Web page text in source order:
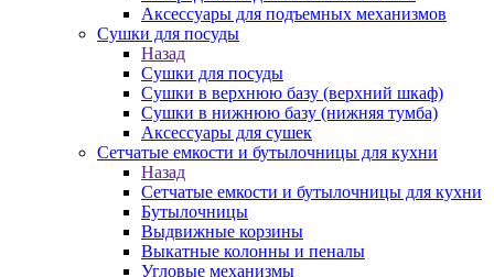
Аксессуары для подъемных механизмов
Сушки для посуды
Назад
Сушки для посуды
Сушки в верхнюю базу (верхний шкаф)
Сушки в нижнюю базу (нижняя тумба)
Аксессуары для сушек
Сетчатые емкости и бутылочницы для кухни
Назад
Сетчатые емкости и бутылочницы для кухни
Бутылочницы
Выдвижные корзины
Выкатные колонны и пеналы
Угловые механизмы